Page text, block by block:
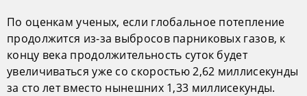
По оценкам ученых, если глобальное потепление
продолжится из-за выбросов парниковых газов, к
концу века продолжительность суток будет
увеличиваться уже со скоростью 2,62 миллисекунды
за сто лет вместо нынешних 1,33 миллисекунды.